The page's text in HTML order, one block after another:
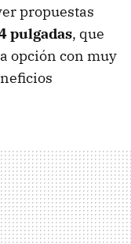
propuestas
pulgadas, que
opción con muy